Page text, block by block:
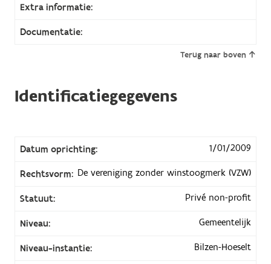
Extra informatie:
Documentatie:
Terug naar boven
Identificatiegegevens
Datum oprichting: 1/01/2009
Rechtsvorm: De vereniging zonder winstoogmerk (VZW)
Statuut: Privé non-profit
Niveau: Gemeentelijk
Niveau-instantie: Bilzen-Hoeselt